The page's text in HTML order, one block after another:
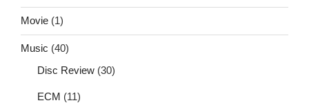
Movie (1)
Music (40)
Disc Review (30)
ECM (11)